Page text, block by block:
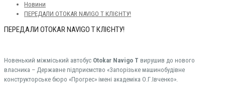
Новини
ПЕРЕДАЛИ OTOKAR NAVIGO T КЛІЄНТУ!
ПЕРЕДАЛИ OTOKAR NAVIGO T КЛІЄНТУ!
Новенький міжміський автобус Otokar Navigo T вирушив до нового
власника – Державне підприємство «Запорізьке машинобудівне
конструкторське бюро «Прогрес» імені академіка О.Г.Івченко».